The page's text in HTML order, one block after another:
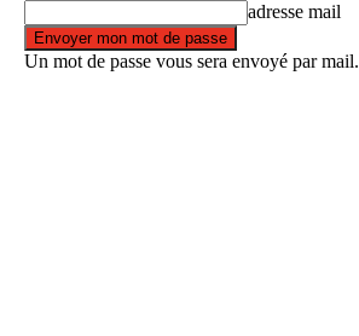
adresse mail
Un mot de passe vous sera envoyé par mail.